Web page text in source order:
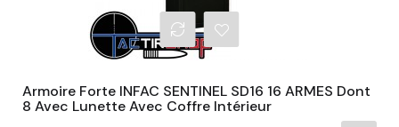
Armoire Forte INFAC SENTINEL SD16 16 ARMES Dont
8 Avec Lunette Avec Coffre Intérieur